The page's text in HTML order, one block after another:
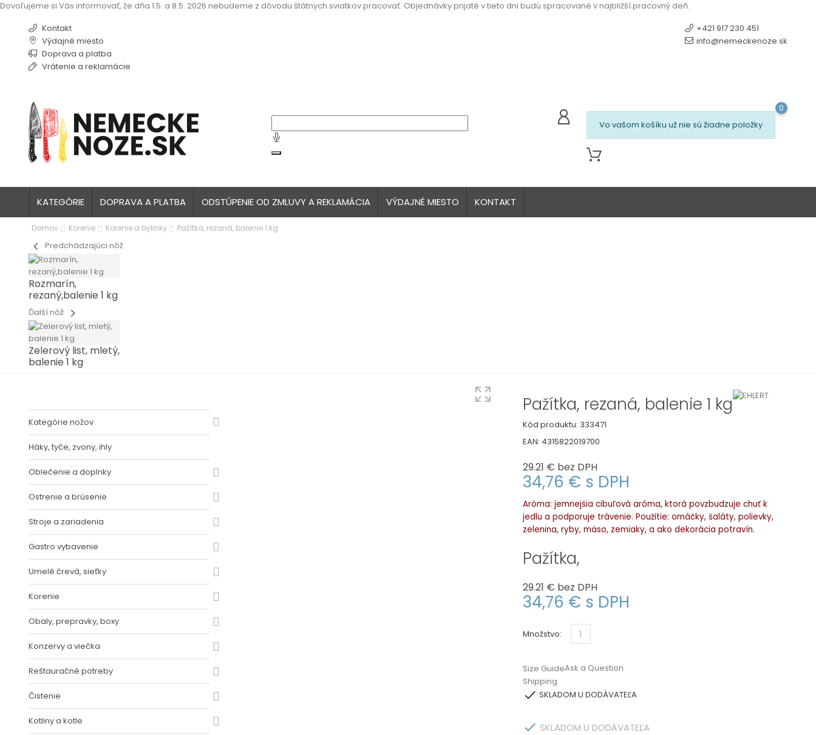
Dovoľujeme si Vás informovať, že dňa 1.5. a 8.5. 2026 nebudeme z dôvodu štátnych sviatkov pracovať. Objednávky prijaté v tieto dni budú spracované v najbližší pracovný deň.
Kontakt
Výdajné miesto
Doprava a platba
Vrátenie a reklamácie
+421 917 230 451
info@nemeckenoze.sk
Vo vašom košíku už nie sú žiadne položky
0
KATEGÓRIE DOPRAVA A PLATBA ODSTÚPENIE OD ZMLUVY A REKLAMÁCIA VÝDAJNÉ MIESTO KONTAKT
Domov Korenie Korenie a bylinky Pažítka, rezaná, balenie 1 kg
chevron_left Predchádzajúci nôž
Rozmarín,
rezaný,balenie 1 kg
Ďalší nôž chevron_right
Zelerový list, mletý,
balenie 1 kg
Kategórie nožov
Háky, tyče, zvony, ihly
Oblečenie a doplnky
Ostrenie a brúsenie
Stroje a zariadenia
Gastro vybavenie
Umelé črevá, sieťky
Korenie
Obaly, prepravky, boxy
Konzervy a viečka
Reštauračné potreby
Čistenie
Kotliny a kotle
Pažítka, rezaná, balenie 1 kg
Kód produktu: 333471
EAN: 4315822019700
29.21 € bez DPH
34,76 € s DPH
Aróma: jemnejšia cibuľová aróma, ktorá povzbudzuje chuť k
jedlu a podporuje trávenie. Použitie: omáčky, šaláty, polievky,
zelenina, ryby, mäso, zemiaky, a ako dekorácia potravín.
Pažítka,
29.21 € bez DPH
34,76 € s DPH
Množstvo:
Size Guide
Shipping
Ask a Question
 SKLADOM U DODÁVATEĽA
 SKLADOM U DODÁVATEĽA